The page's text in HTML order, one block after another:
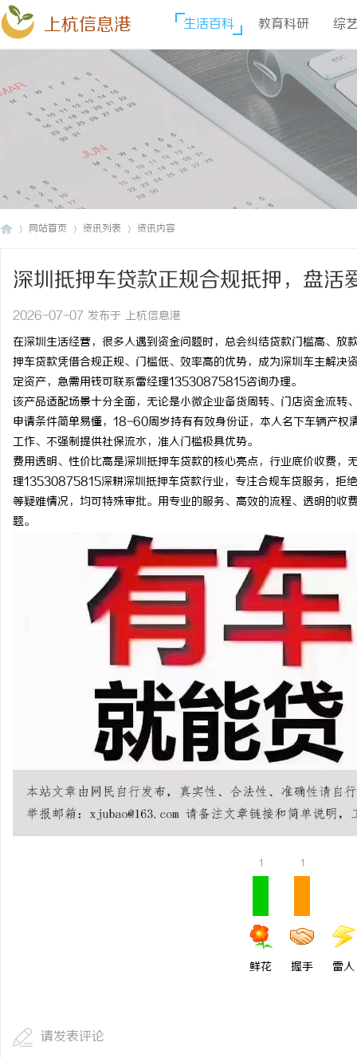
上杭信息港 生活百科 教育科研 综
网站首页 资讯列表 资讯内容
深圳抵押车贷款正规合规抵押，盘活
2026-07-07 发布于 上杭信息港
在深圳生活经营，很多人遇到资金问题时，总会纠结贷款门槛高、
押车贷款凭借合规正规、门槛低、效率高的优势，成为深圳车主解
定资产，急需用钱可联系雷经理13530875815咨询办理。
该产品适配场景十分全面，无论是小微企业备货周转、门店资金流
申请条件简单易懂，18-60周岁持有有效身份证，本人名下车辆产权
工作、不强制提供社保流水，准入门槛极具优势。
费用透明、性价比高是深圳抵押车贷款的核心亮点，行业底价收费
理13530875815深耕深圳抵押车贷款行业，专注合规车贷服务，拒
等疑难情况，均可特殊审批。用专业的服务、高效的流程、透明的
题。
1
鲜花
1
握手 雷人
请发表评论
北京考研机构避坑指南